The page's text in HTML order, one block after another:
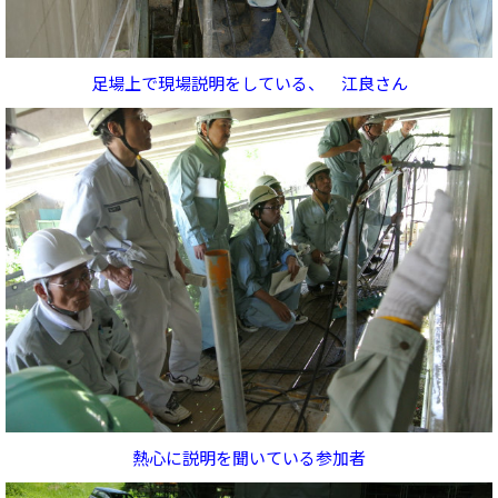
足場上で現場説明をしている、 江良さん
熱心に説明を聞いている参加者